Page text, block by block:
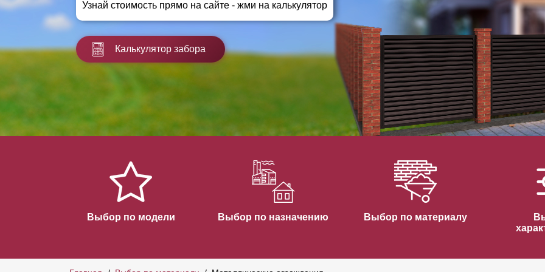
Заборы для дачи
Заборы и ограждения для школ
Забор на участок 10 соток
Горизонтальные заборы
Высокие заборы
Красивые, дизайнерские заборы
ВЫБОР ПО СПОСОБУ МОНТАЖА
Заборы под ключ
Готовые заборы
Быстровозводимые заборы
Узнай стоимость прямо на сайте - жми на калькулятор
Калькулятор забора
Выбор по модели Выбор по назначению Выбор по материалу